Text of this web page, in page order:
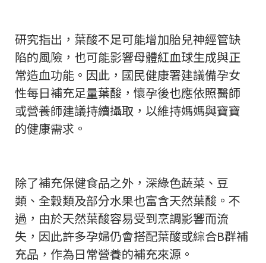
研究指出，葉酸不足可能增加胎兒神經管缺
陷的風險，也可能影響母體紅血球生成與正
常造血功能。因此，國民健康署建議備孕女
性每日補充足量葉酸，懷孕後也應依照醫師
或營養師建議持續攝取，以維持媽媽與寶寶
的健康需求。
除了補充保健食品之外，深綠色蔬菜、豆
類、全穀類及部分水果也富含天然葉酸。不
過，由於天然葉酸容易受到烹調影響而流
失，因此許多孕婦仍會搭配葉酸或綜合B群補
充品，作為日常營養的補充來源。